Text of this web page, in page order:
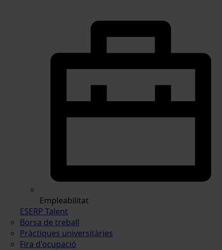
Empleabilitat
ESERP Talent
Borsa de treball
Pràctiques universitàries
Fira d'ocupació